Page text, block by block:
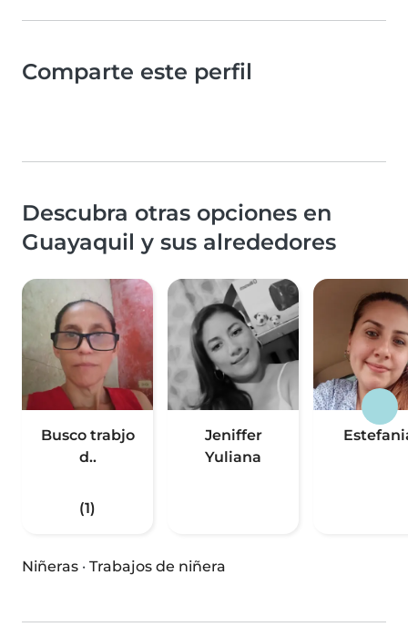
Comparte este perfil
Descubra otras opciones en
Guayaquil y sus alrededores
Busco trabjo
d..
(1)
Jeniffer
Yuliana
Niñeras · Trabajos de niñera